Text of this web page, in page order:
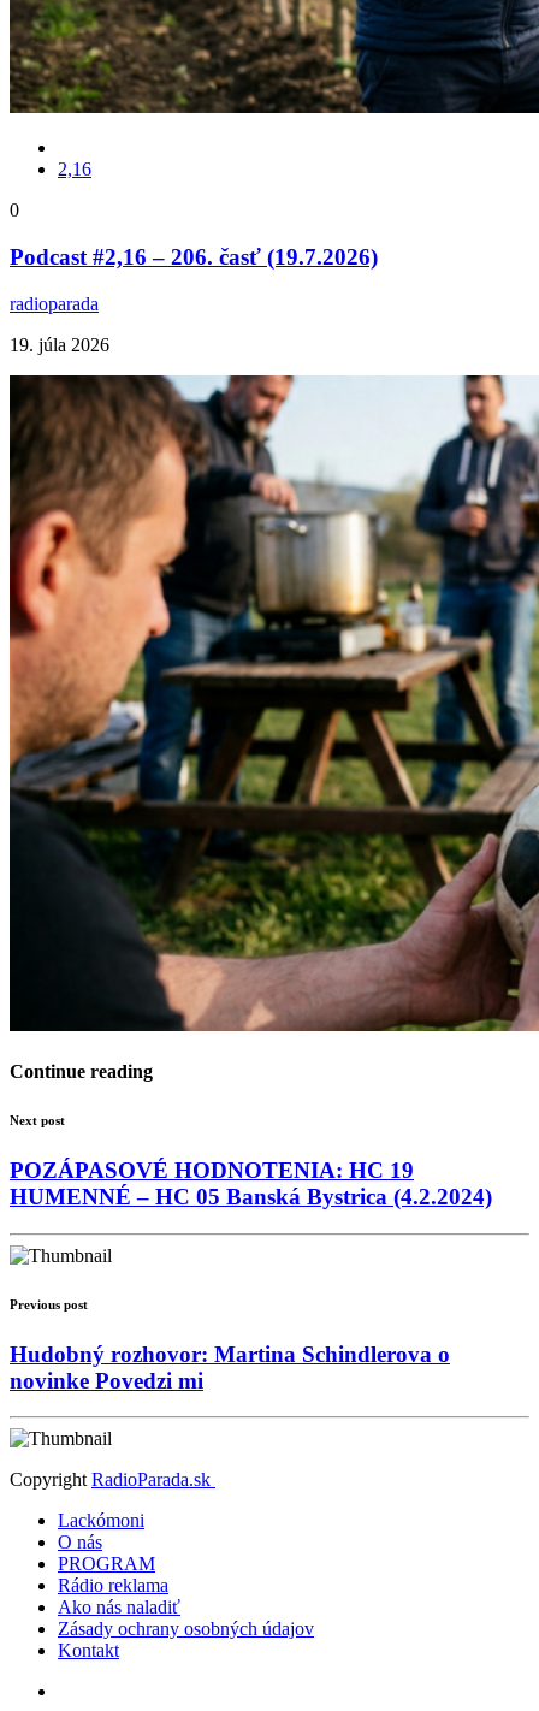
2,16
0
Podcast #2,16 – 206. časť (19.7.2026)
radioparada
19. júla 2026
Continue reading
Next post
POZÁPASOVÉ HODNOTENIA: HC 19
HUMENNÉ – HC 05 Banská Bystrica (4.2.2024)
Previous post
Hudobný rozhovor: Martina Schindlerova o
novinke Povedzi mi
Copyright RadioParada.sk
Lackómoni
O nás
PROGRAM
Rádio reklama
Ako nás naladiť
Zásady ochrany osobných údajov
Kontakt